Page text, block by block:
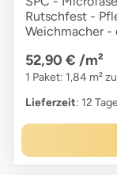
Rutschfest -
Weichmacher -
52,90 € /m²
1 Paket: 1,84 m²
Lieferzeit: 12 Tage